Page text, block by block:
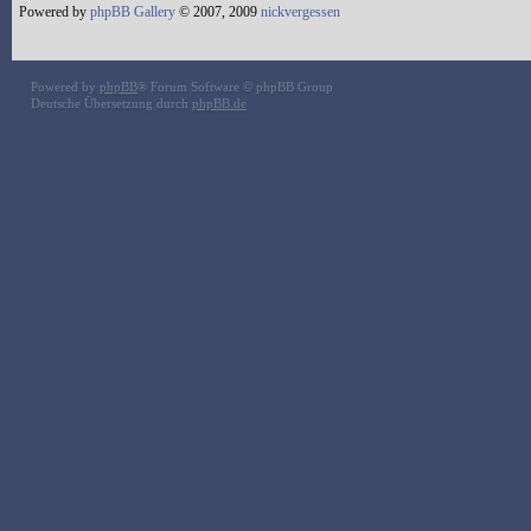
Powered by phpBB Gallery © 2007, 2009 nickvergessen
Powered by phpBB® Forum Software © phpBB Group
Deutsche Übersetzung durch phpBB.de